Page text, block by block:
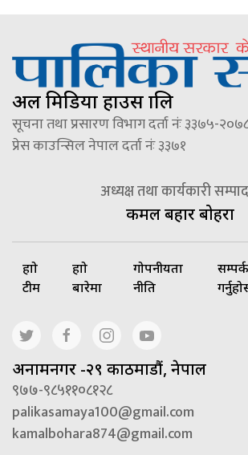
अल मिडिया हाउस प्रालि
सूचना तथा प्रसारण विभाग दर्ता नंः ३३७५-
प्रेस काउन्सिल नेपाल दर्ता नंः ३३७१
अध्यक्ष तथा कार्यकारी
कमल बहादुर बोहरा
हाम्रो
टीम
हाम्रो
बारेमा
गोपनीयता
नीति
सम्पर्क
अनामनगर -२९ काठमाडौं, नेपाल
९७७-९८५११०८१२८
palikasamaya100@gmail.com
kamalbohara874@gmail.com